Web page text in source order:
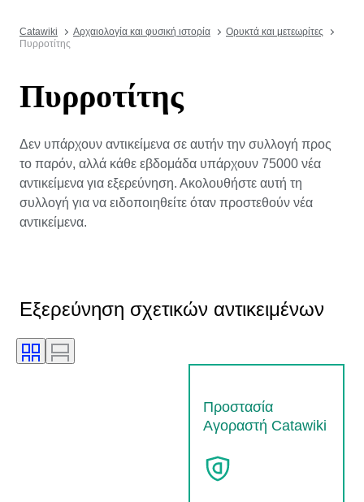
Catawiki Αρχαιολογία και φυσική ιστορία
Ορυκτά και μετεωρίτες
Πυρροτίτης
Πυρροτίτης
Δεν υπάρχουν αντικείμενα σε αυτήν την συλλογή προς
το παρόν, αλλά κάθε εβδομάδα υπάρχουν 75000 νέα
αντικείμενα για εξερεύνηση. Ακολουθήστε αυτή τη
συλλογή για να ειδοποιηθείτε όταν προστεθούν νέα
αντικείμενα.
Εξερεύνηση σχετικών αντικειμένων
Προστασία
Αγοραστή Catawiki